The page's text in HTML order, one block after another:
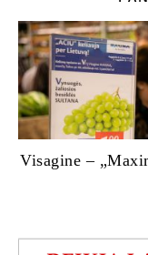
Visagine –